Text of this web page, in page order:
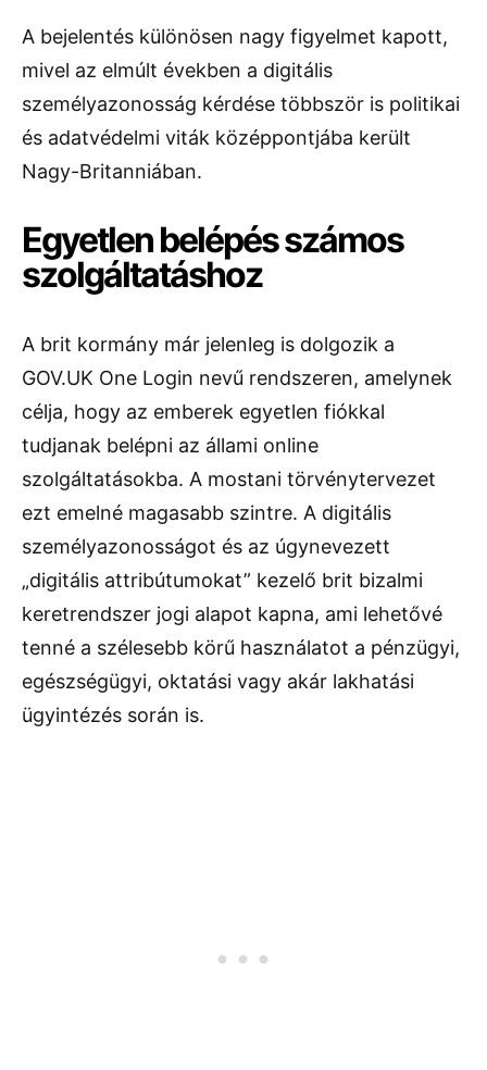
A bejelentés különösen nagy figyelmet kapott,
mivel az elmúlt években a digitális
személyazonosság kérdése többször is politikai
és adatvédelmi viták középpontjába került
Nagy-Britanniában.
Egyetlen belépés számos
szolgáltatáshoz
A brit kormány már jelenleg is dolgozik a
GOV.UK One Login nevű rendszeren, amelynek
célja, hogy az emberek egyetlen fiókkal
tudjanak belépni az állami online
szolgáltatásokba. A mostani törvénytervezet
ezt emelné magasabb szintre. A digitális
személyazonosságot és az úgynevezett
„digitális attribútumokat” kezelő brit bizalmi
keretrendszer jogi alapot kapna, ami lehetővé
tenné a szélesebb körű használatot a pénzügyi,
egészségügyi, oktatási vagy akár lakhatási
ügyintézés során is.